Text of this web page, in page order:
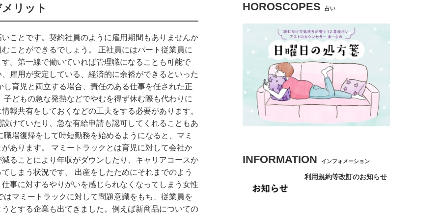
リット
ことです。契約社員のように雇用期間もありませんか
ことができるでしょう。 正社員にはパート従業員に
。第一線で働いていれば管理職になることも可能で
雇用が安定している、経済的に余裕ができるといった
育児と両立する場合、責任のある仕事を任された正
どもの急な発熱などでやむを得ず休む際も代わりに
報共有をしておくなどの工夫をする必要があります。
けていたり、急な有給申請も認可してくれることもあ
場復帰をして時短勤務を始めるようになると、マミ
あります。 マミートラックとは育児に対して会社か
ることにより年収がダウンしたり、キャリアコースか
しまう状況です。 出産をしたためにそれまでのよう
事に対するやりがいを感じられなくなってしまう女性
マミートラックに対して問題意識をもち、従業員を
とする企業も出てきました。例えば新商品についての
HOROSCOPES 占い
INFORMATION インフォメーション
利用規約等改訂のお知らせ